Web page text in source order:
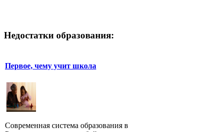
Недостатки образования:
Первое, чему учит школа
Современная система образования в